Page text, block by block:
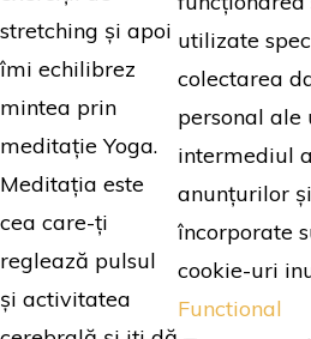
stretching și apoi
îmi echilibrez
mintea prin
meditație Yoga.
Meditația este
cea care-ți
reglează pulsul
și activitatea
utilizate
colectarea
personal
intermediul
anunțurilor
încorporate
cookie-uri
Functional